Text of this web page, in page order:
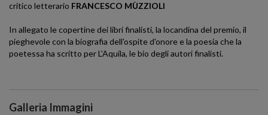
critico letterario FRANCESCO MÙZZIOLI
In allegato le copertine dei libri finalisti, la locandina del premio, il
pieghevole con la biografia dell'ospite d'onore e la poesia che la
poetessa ha scritto per L'Aquila, le bio degli autori finalisti.
Galleria Immagini